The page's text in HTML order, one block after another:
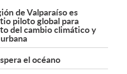
de Valparaíso es
piloto global para
del cambio climático y
el océano